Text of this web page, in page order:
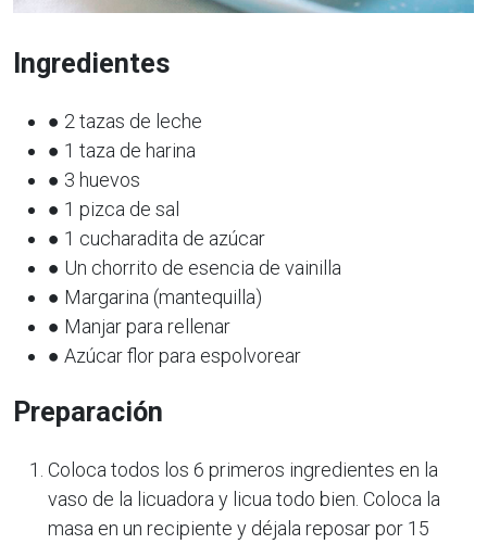
Ingredientes
● 2 tazas de leche
● 1 taza de harina
● 3 huevos
● 1 pizca de sal
● 1 cucharadita de azúcar
● Un chorrito de esencia de vainilla
● Margarina (mantequilla)
● Manjar para rellenar
● Azúcar flor para espolvorear
Preparación
Coloca todos los 6 primeros ingredientes en la
vaso de la licuadora y licua todo bien. Coloca la
masa en un recipiente y déjala reposar por 15